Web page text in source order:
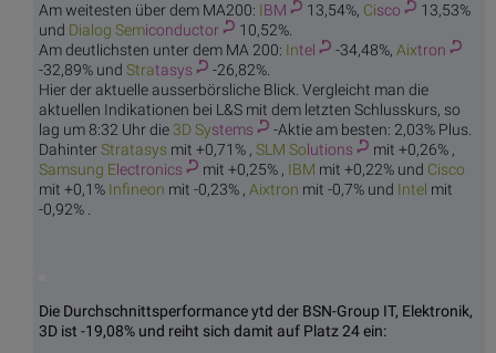
Am weitesten über dem MA200: IBM 13,54%, Cisco
13,53%
und Dialog Semiconductor
10,52%.
Am deutlichsten unter dem MA 200: Intel -34,48%, Aixtron
-32,89% und Stratasys
-26,82%.
Hier der aktuelle ausserbörsliche Blick. Vergleicht man die
aktuellen Indikationen bei L&S mit dem letzten Schlusskurs, so
lag um 8:32 Uhr die3D Systems
-Aktie am besten: 2,03% Plus.
DahinterStratasys mit +0,71% , SLM Solutions
mit +0,26% ,
Samsung Electronics mit +0,25% , IBM mit +0,22% und Cisco
mit +0,1% Infineon mit -0,23% , Aixtron mit -0,7% und Intel mit
-0,92% .
Die Durchschnittsperformance ytd der BSN-Group IT, Elektronik,
3D ist -19,08% und reiht sich damit auf Platz 24 ein: